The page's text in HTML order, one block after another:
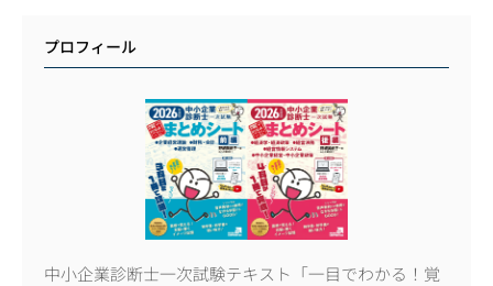
プロフィール
中小企業診断士一次試験テキスト「一目でわかる！覚